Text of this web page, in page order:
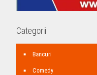
Categorii
Bancuri
Comedy